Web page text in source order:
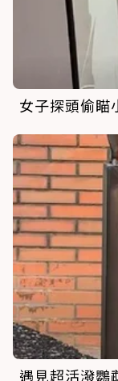
女子探頭偷瞄
遇見超活潑鸚